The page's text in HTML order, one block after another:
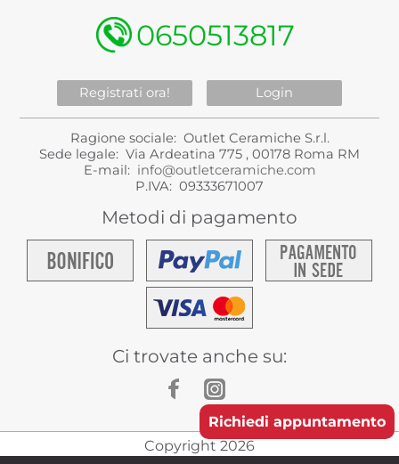
Richiedi appuntamento
0650513817
Registrati ora! Login
Ragione sociale: Outlet Ceramiche S.r.l.
Sede legale: Via Ardeatina 775 , 00178 Roma RM
E-mail: info@outletceramiche.com
P.IVA: 09333671007
Metodi di pagamento
Ci trovate anche su:
Copyright 2026